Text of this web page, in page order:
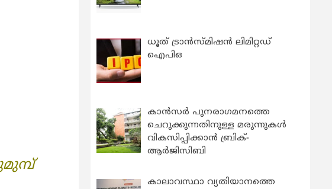
ധൂത് ട്രാൻസ്മിഷൻ ലിമിറ്റഡ്
ഐപിഒ
കാന്‍സര്‍ പുനരാഗമനത്തെ
ചെറുക്കുന്നതിനുള്ള മരുന്നുകള്‍
വികസിപ്പിക്കാന്‍ ബ്രിക്-
ആര്‍ജിസിബി
കാലാവസ്ഥാ വ്യതിയാനത്തെ